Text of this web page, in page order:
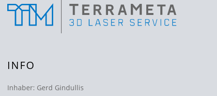
INFO
Inhaber: Gerd Gindullis